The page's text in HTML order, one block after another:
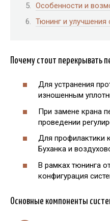
Особенности и
Тюнинг и улучшения
Почему стоит перекрывать
Для устранения
изношенным
При замене крана
проведении
Для профилактики
Буханка и
В рамках тюнинга
конфигурация
Основные компоненты